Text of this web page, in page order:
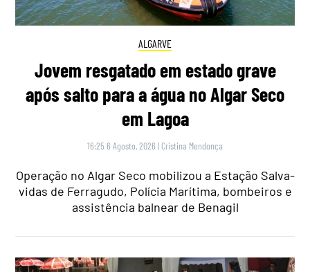
ALGARVE
Jovem resgatado em estado grave
após salto para a água no Algar Seco
em Lagoa
16:25 6 Agosto, 2026 | Cristina Mendonça
Operação no Algar Seco mobilizou a Estação Salva-
vidas de Ferragudo, Polícia Marítima, bombeiros e
assistência balnear de Benagil